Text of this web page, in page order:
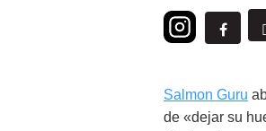
Salmon Guru
de «dejar su